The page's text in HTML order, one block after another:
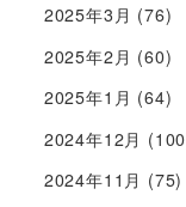
2025年3月 (76)
2025年2月 (60)
2025年1月 (64)
2024年12月
2024年11月 (75)